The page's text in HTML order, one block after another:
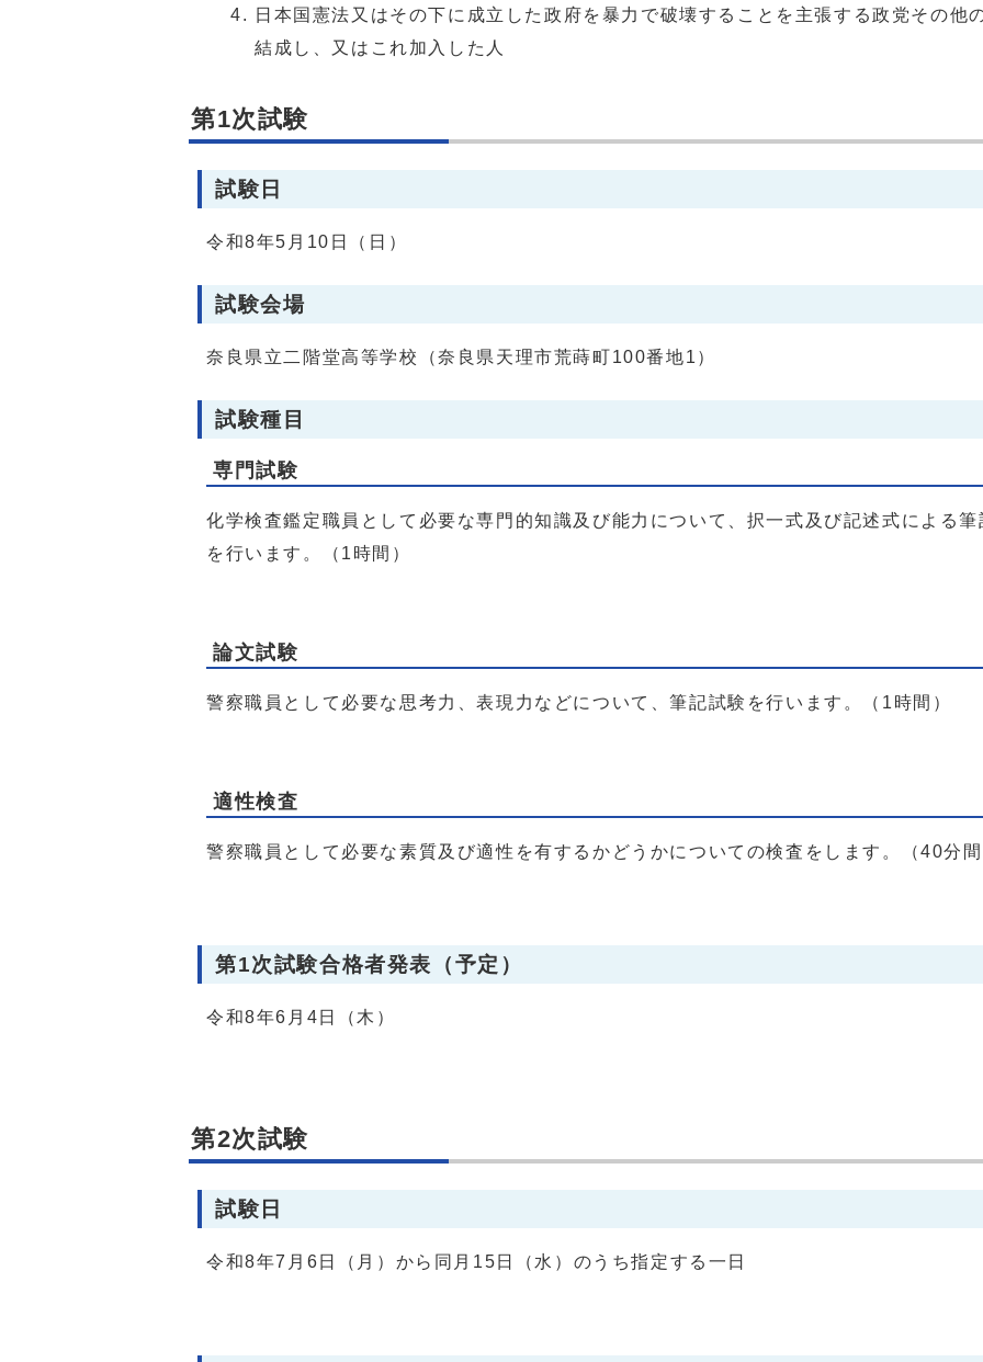
日本国憲法又はその下に成立した政府を暴力で破壊することを主張する政党その他
結成し、又はこれ加入した人
第1次試験
試験日
令和8年5月10日（日）
試験会場
奈良県立二階堂高等学校（奈良県天理市荒蒔町100番地1）
試験種目
専門試験
化学検査鑑定職員として必要な専門的知識及び能力について、択一式及び記述式による筆
を行います。（1時間）
論文試験
警察職員として必要な思考力、表現力などについて、筆記試験を行います。（1時間）
適性検査
警察職員として必要な素質及び適性を有するかどうかについての検査をします。（40分
第1次試験合格者発表（予定）
令和8年6月4日（木）
第2次試験
試験日
令和8年7月6日（月）から同月15日（水）のうち指定する一日